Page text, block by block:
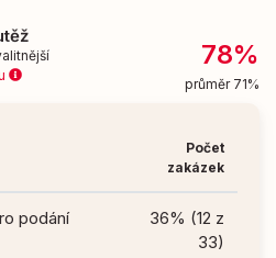
78%
průměr 71%
Počet
zakázek
podání
36% (12 z
33)